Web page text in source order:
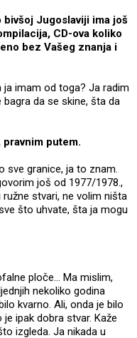
bivšoj Jugoslaviji ima još
CD-ova koliko
bez Vašeg znanja i
ja imam od toga? Ja radim
da se skine, šta da
putem.
sve granice, ja to znam.
još od 1977/1978.,
stvari, ne volim ništa
što uhvate, šta ja mogu
ploče... Ma mislim,
nekoliko godina
kvarno. Ali, onda je bilo
ipak dobra stvar. Kaže
izgleda. Ja nikada u